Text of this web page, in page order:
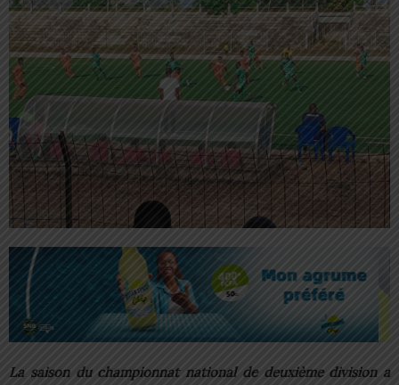
La saison du championnat national de deuxième division a